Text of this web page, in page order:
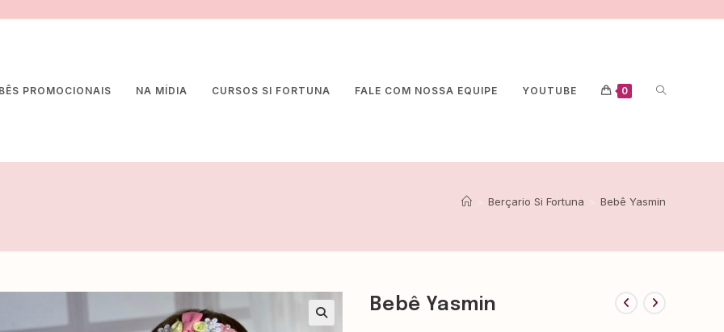
PROMOCIONAIS NA MÍDIA CURSOS SI FORTUNA FALE COM NOSSA EQUIPE YOUTUBE 0
Berçario Si Fortuna Bebê Yasmin
Bebê Yasmin